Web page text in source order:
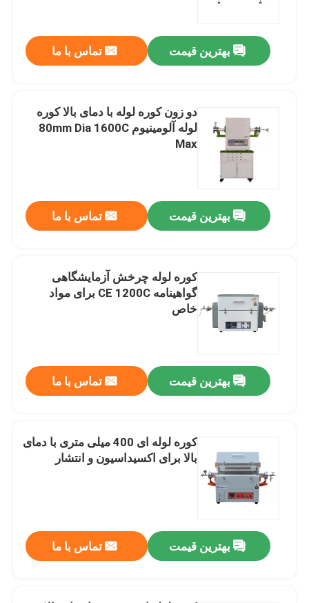
تور کارخانه
درخواست نقل قول
Programtherm
کوره ی فلفل با دمای بالا
کوره اتاق صنعتی
کوره اتمسفر کنترل شده
کوره تسمه مشبک
کوره آسانسور
کوره عملیات حرارتی
بهترین قیمت تماس با ما
دو زون کوره لوله با دمای بالا کوره
لوله آلومینیوم 80mm Dia 1600C
Max
بهترین قیمت تماس با ما
کوره لوله چرخش آزمایشگاهی
گواهینامه CE 1200C برای مواد
خاص
بهترین قیمت تماس با ما
کوره لوله ای 400 میلی متری با دمای
بالا برای اکسیداسیون و انتشار
بهترین قیمت تماس با ما